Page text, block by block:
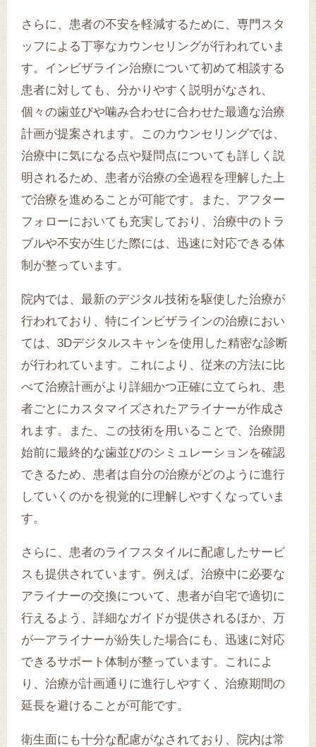
さらに、患者の不安を軽減するために、専門スタ
ッフによる丁寧なカウンセリングが行われていま
す。インビザライン治療について初めて相談する
患者に対しても、分かりやすく説明がなされ、
個々の歯並びや噛み合わせに合わせた最適な治療
計画が提案されます。このカウンセリングでは、
治療中に気になる点や疑問点についても詳しく説
明されるため、患者が治療の全過程を理解した上
で治療を進めることが可能です。また、アフター
フォローにおいても充実しており、治療中のトラ
ブルや不安が生じた際には、迅速に対応できる体
制が整っています。
院内では、最新のデジタル技術を駆使した治療が
行われており、特にインビザラインの治療におい
ては、3Dデジタルスキャンを使用した精密な診断
が行われています。これにより、従来の方法に比
べて治療計画がより詳細かつ正確に立てられ、患
者ごとにカスタマイズされたアライナーが作成さ
れます。また、この技術を用いることで、治療開
始前に最終的な歯並びのシミュレーションを確認
できるため、患者は自分の治療がどのように進行
していくのかを視覚的に理解しやすくなっていま
す。
さらに、患者のライフスタイルに配慮したサービ
スも提供されています。例えば、治療中に必要な
アライナーの交換について、患者が自宅で適切に
行えるよう、詳細なガイドが提供されるほか、万
が一アライナーが紛失した場合にも、迅速に対応
できるサポート体制が整っています。これによ
り、治療が計画通りに進行しやすく、治療期間の
延長を避けることが可能です。
衛生面にも十分な配慮がなされており、院内は常